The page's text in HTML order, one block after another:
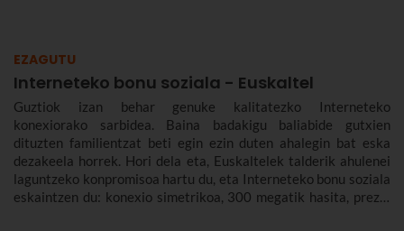
EZAGUTU
Interneteko bonu soziala - Euskaltel
Guztiok izan behar genuke kalitatezko Interneteko
konexiorako sarbidea. Baina badakigu baliabide gutxien
dituzten familientzat beti egin ezin duten ahalegin bat eska
dezakeela horrek. Hori dela eta, Euskaltelek talderik ahulenei
laguntzeko konpromisoa hartu du, eta Interneteko bonu soziala
eskaintzen du: konexio simetrikoa, 300 megatik hasita, prezio